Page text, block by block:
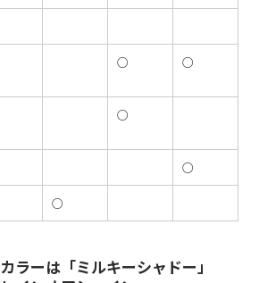
○ ○
○
○
○
ラーは「ミルキーシャドー」